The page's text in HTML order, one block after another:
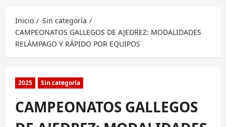
Inicio
Sin categoría
CAMPEONATOS GALLEGOS DE AJEDREZ: MODALIDADES
RELÁMPAGO Y RÁPIDO POR EQUIPOS
2025 Sin categoría
CAMPEONATOS GALLEGOS